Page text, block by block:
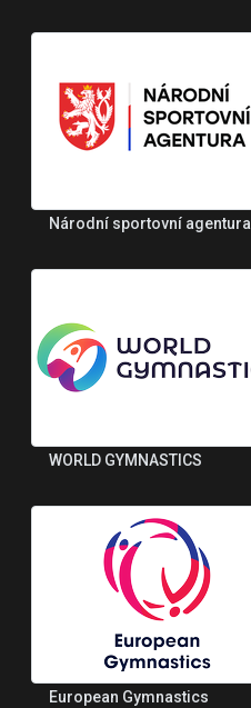
Národní sportovní agentura
WORLD GYMNASTICS
European Gymnastics